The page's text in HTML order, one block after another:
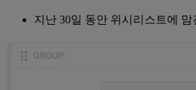
지난 30일 동안 위시리스트에